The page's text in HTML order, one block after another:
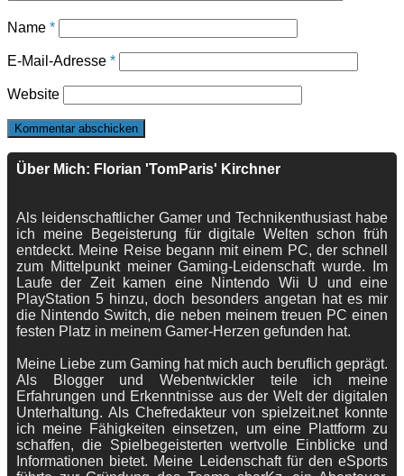
Name *
E-Mail-Adresse *
Website
Über Mich: Florian 'TomParis' Kirchner
Als leidenschaftlicher Gamer und Technikenthusiast habe
ich meine Begeisterung für digitale Welten schon früh
entdeckt. Meine Reise begann mit einem PC, der schnell
zum Mittelpunkt meiner Gaming-Leidenschaft wurde. Im
Laufe der Zeit kamen eine Nintendo Wii U und eine
PlayStation 5 hinzu, doch besonders angetan hat es mir
die Nintendo Switch, die neben meinem treuen PC einen
festen Platz in meinem Gamer-Herzen gefunden hat.
Meine Liebe zum Gaming hat mich auch beruflich geprägt.
Als Blogger und Webentwickler teile ich meine
Erfahrungen und Erkenntnisse aus der Welt der digitalen
Unterhaltung. Als Chefredakteur von spielzeit.net konnte
ich meine Fähigkeiten einsetzen, um eine Plattform zu
schaffen, die Spielbegeisterten wertvolle Einblicke und
Informationen bietet. Meine Leidenschaft für den eSports